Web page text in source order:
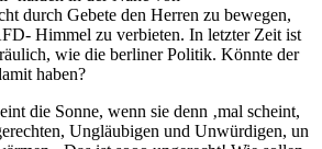
durch Gebete den Herren zu bewegen,
Himmel zu verbieten. In letzter Zeit ist
wie die berliner Politik. Könnte der
haben?
die Sonne, wenn sie denn ‚mal scheint,
Ungläubigen und Unwürdigen, un